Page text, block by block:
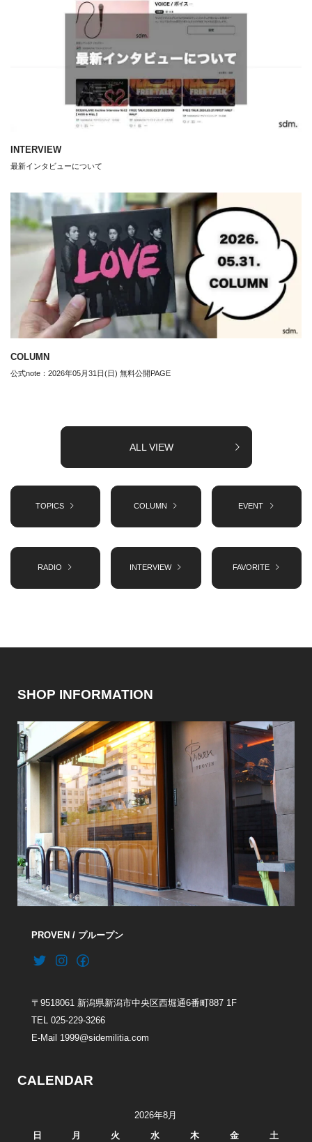
INTERVIEW
最新インタビューについて
COLUMN
公式note：2026年05月31日(日) 無料公開PAGE
ALL VIEW
TOPICS COLUMN EVENT
RADIO INTERVIEW FAVORITE
SHOP INFORMATION
PROVEN / プループン
〒9518061 新潟県新潟市中央区西堀通6番町887 1F
TEL 025-229-3266
E-Mail 1999@sidemilitia.com
CALENDAR
2026年8月
日 月 火 水 木 金 土